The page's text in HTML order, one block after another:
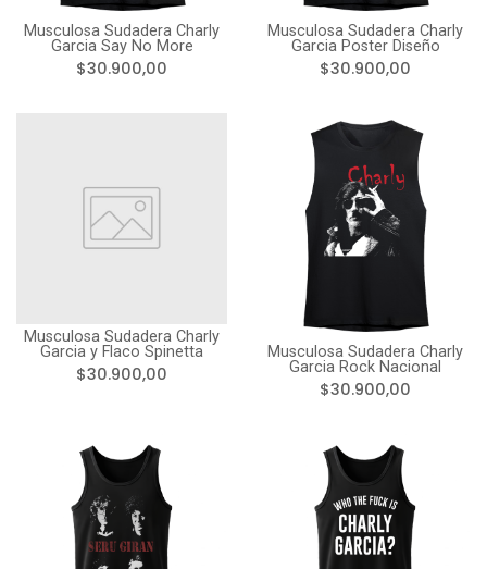
Musculosa Sudadera Charly
Garcia Say No More
$30.900,00
Musculosa Sudadera Charly
Garcia Poster Diseño
$30.900,00
Musculosa Sudadera Charly
Garcia y Flaco Spinetta
$30.900,00
Musculosa Sudadera Charly
Garcia Rock Nacional
$30.900,00